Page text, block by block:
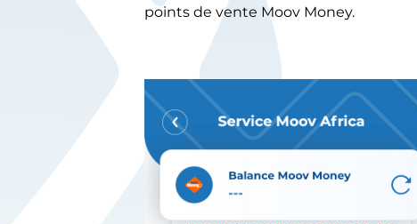
points de vente Moov Money.